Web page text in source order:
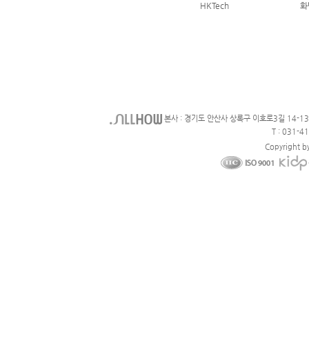
HKTech 화
본사 : 경기도 안산사 상록구 이호로3길 14-
T : 031-
Copyright